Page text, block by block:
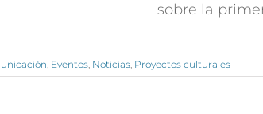
sobre la
, Eventos, Noticias, Proyectos culturales